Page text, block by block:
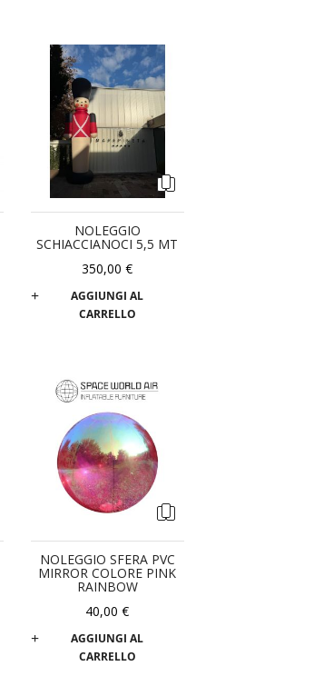
NOLEGGIO
SCHIACCIANOCI 5,5 MT
350,00 €
AGGIUNGI AL
CARRELLO
NOLEGGIO SFERA PVC
MIRROR COLORE PINK
RAINBOW
40,00 €
AGGIUNGI AL
CARRELLO